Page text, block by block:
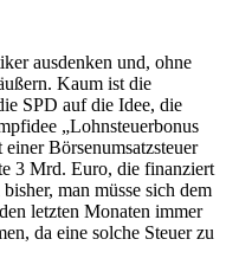
ausdenken und, ohne
Kaum ist die
SPD auf die Idee, die
„Lohnsteuerbonus
Börsenumsatzsteuer
3 Mrd. Euro, die finanziert
man müsse sich dem
letzten Monaten immer
da eine solche Steuer zu